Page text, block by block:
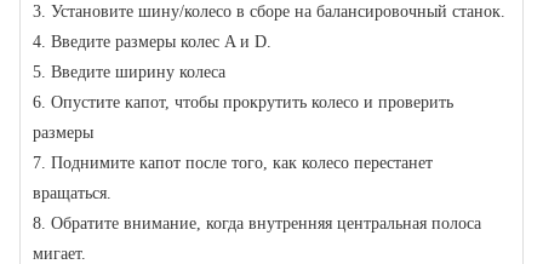
3. Установите шину/колесо в сборе на балансировочный станок.
4. Введите размеры колес A и D.
5. Введите ширину колеса
6. Опустите капот, чтобы прокрутить колесо и проверить
размеры
7. Поднимите капот после того, как колесо перестанет
вращаться.
8. Обратите внимание, когда внутренняя центральная полоса
мигает.